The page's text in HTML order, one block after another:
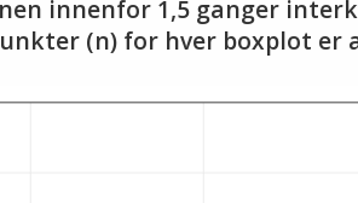
innenfor 1,5 ganger
(n) for hver boxplot er